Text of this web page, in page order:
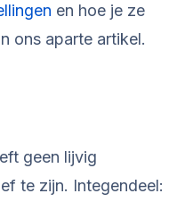
en hoe je ze
ons aparte artikel.
geen lijvig
te zijn. Integendeel: